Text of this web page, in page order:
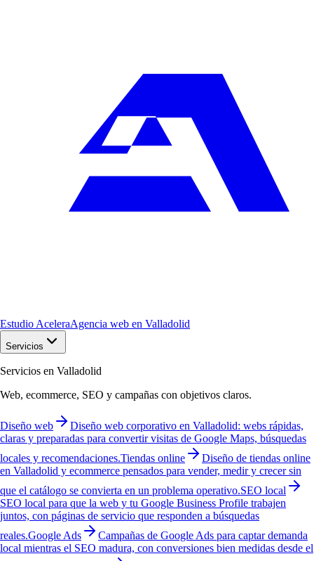
Estudio AceleraAgencia web en Valladolid
Servicios
Servicios en Valladolid
Web, ecommerce, SEO y campañas con objetivos claros.
Diseño web
Diseño web corporativo en Valladolid: webs rápidas,
claras y preparadas para convertir visitas de Google Maps, búsquedas
locales y recomendaciones.Tiendas online
Diseño de tiendas online
en Valladolid y ecommerce pensados para vender, medir y crecer sin
que el catálogo se convierta en un problema operativo.SEO local
SEO local para que la web y tu Google Business Profile trabajen
juntos, con páginas de servicio que responden a búsquedas
reales.Google Ads
Campañas de Google Ads para captar demanda
local mientras el SEO madura, con conversiones bien medidas desde el